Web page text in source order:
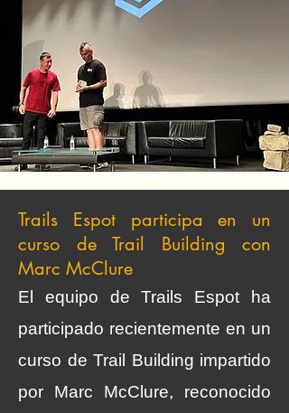
Trails Espot participa en un
curso de Trail Building con
Marc McClure
El equipo de Trails Espot ha
participado recientemente en un
curso de Trail Building impartido
por Marc McClure, reconocido